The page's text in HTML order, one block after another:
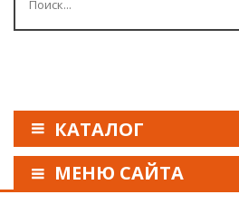
КАТАЛОГ
МЕНЮ САЙТА